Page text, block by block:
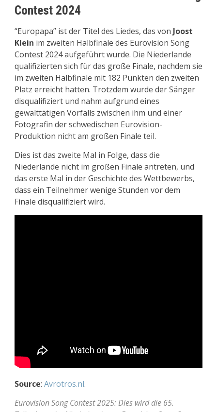
Contest 2024
“Europapa” ist der Titel des Liedes, das von Joost
Klein im zweiten Halbfinale des Eurovision Song
Contest 2024 aufgeführt wurde. Die Niederlande
qualifizierten sich für das große Finale, nachdem sie
im zweiten Halbfinale mit 182 Punkten den zweiten
Platz erreicht hatten. Trotzdem wurde der Sänger
disqualifiziert und nahm aufgrund eines
gewalttätigen Vorfalls zwischen ihm und einer
Fotografin der schwedischen Eurovision-
Produktion nicht am großen Finale teil.
Dies ist das zweite Mal in Folge, dass die
Niederlande nicht im großen Finale antreten, und
das erste Mal in der Geschichte des Wettbewerbs,
dass ein Teilnehmer wenige Stunden vor dem
Finale disqualifiziert wird.
Source: Avrotros.nl.
Eurovision Song Contest 2025: Dies wird die 65.